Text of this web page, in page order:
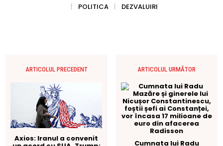
POLITICA
DEZVALUIRI
ARTICOLUL PRECEDENT
Axios: Iranul a convenit
ARTICOLUL URMĂTOR
Cumnata lui Radu